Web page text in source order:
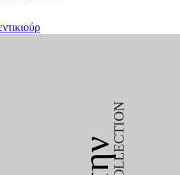
COLLECTION